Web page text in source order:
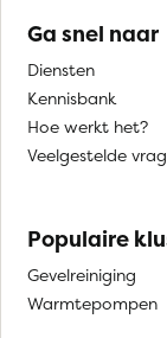
Ga snel naar
Diensten
Kennisbank
Hoe werkt het?
Veelgestelde
Populaire
Gevelreiniging
Warmtepompen